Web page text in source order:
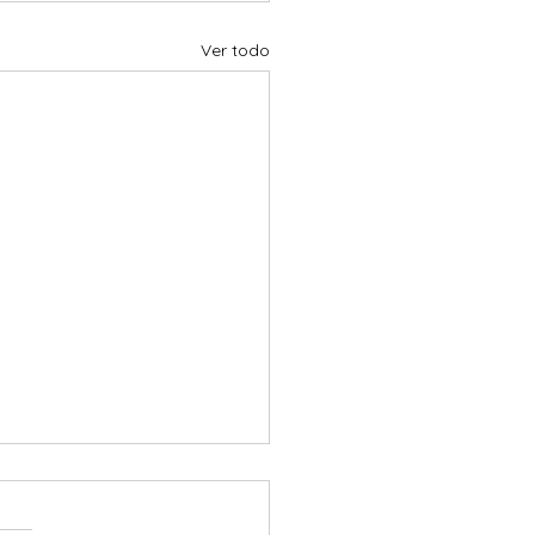
Ver todo
si este es